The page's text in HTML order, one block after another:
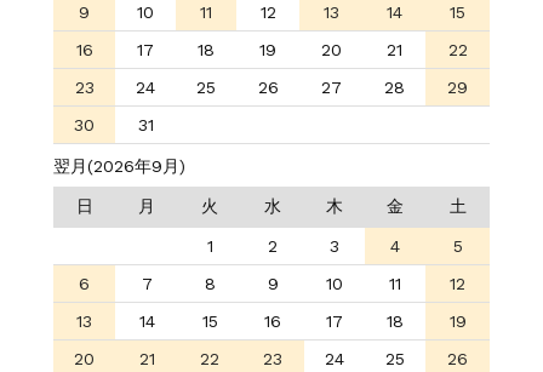
9
10 11 12 13 14
15
16
17 18 19 20 21
22
23
24 25 26 27 28
29
30
31
翌月(2026年9月)
日 月 火 水 木 金 土
1 2 3 4
5
6
7 8 9 10 11
12
13
14 15 16 17 18
19
20
21 22 23 24 25 26